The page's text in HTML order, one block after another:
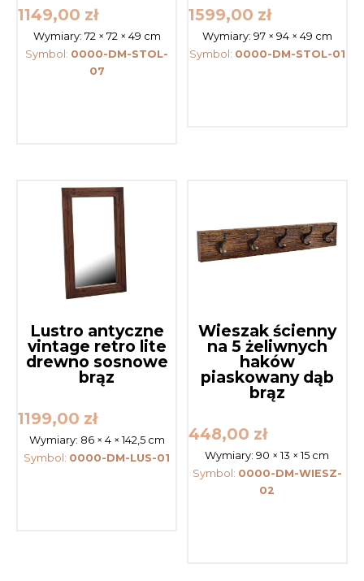
1149,00 zł
Wymiary: 72 × 72 × 49 cm
Symbol: 0000-DM-STOL-
07
1599,00 zł
Wymiary: 97 × 94 × 49 cm
Symbol: 0000-DM-STOL-01
Lustro antyczne
vintage retro lite
drewno sosnowe
brąz
1199,00 zł
Wymiary: 86 × 4 × 142,5 cm
Symbol: 0000-DM-LUS-01
Wieszak ścienny
na 5 żeliwnych
haków
piaskowany dąb
brąz
448,00 zł
Wymiary:90 × 13 × 15 cm
Symbol: 0000-DM-WIESZ-
02